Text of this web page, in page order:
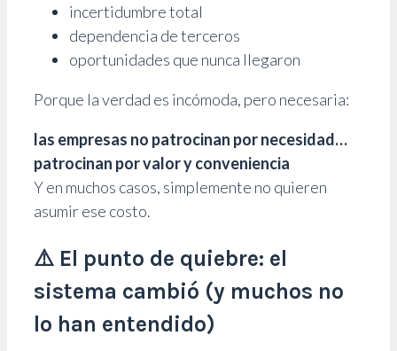
incertidumbre total
dependencia de terceros
oportunidades que nunca llegaron
Porque la verdad es incómoda, pero necesaria:
las empresas no patrocinan por necesidad…
patrocinan por valor y conveniencia
Y en muchos casos, simplemente no quieren
asumir ese costo.
⚠️ El punto de quiebre: el
sistema cambió (y muchos no
lo han entendido)